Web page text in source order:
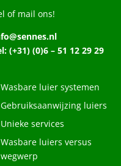
of mail ons!
(+31) (0)6 – 51 12 29 29
Wasbare luier systemen
Gebruiksaanwijzing luiers
Unieke services
Wasbare luiers versus
wegwerp